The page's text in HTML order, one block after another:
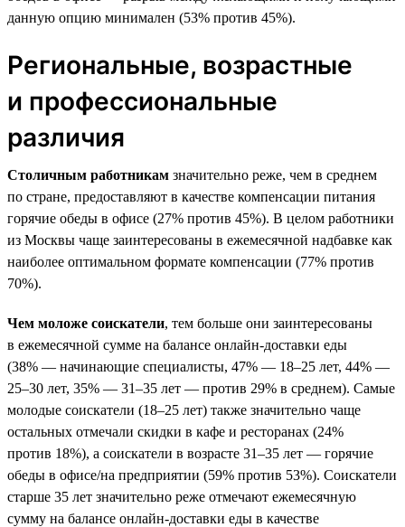
данную опцию минимален (53% против 45%).
Региональные, возрастные
и профессиональные
различия
Столичным работникам значительно реже, чем в среднем
по стране, предоставляют в качестве компенсации питания
горячие обеды в офисе (27% против 45%). В целом работники
из Москвы чаще заинтересованы в ежемесячной надбавке как
наиболее оптимальном формате компенсации (77% против
70%).
Чем моложе соискатели, тем больше они заинтересованы
в ежемесячной сумме на балансе онлайн-доставки еды
(38% — начинающие специалисты, 47% — 18–25 лет, 44% —
25–30 лет, 35% — 31–35 лет — против 29% в среднем). Самые
молодые соискатели (18–25 лет) также значительно чаще
остальных отмечали скидки в кафе и ресторанах (24%
против 18%), а соискатели в возрасте 31–35 лет — горячие
обеды в офисе/на предприятии (59% против 53%). Соискатели
старше 35 лет значительно реже отмечают ежемесячную
сумму на балансе онлайн-доставки еды в качестве